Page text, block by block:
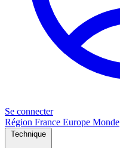
Se connecter
Région France Europe Monde
Technique